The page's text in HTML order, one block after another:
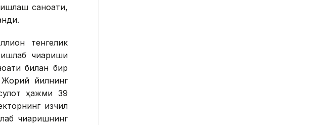
саноати,
тенгелик
чиқариши
билан бир
йилнинг
ҳажми 39
изчил
чиқаришнинг